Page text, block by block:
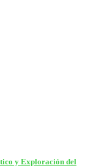
y Exploración del